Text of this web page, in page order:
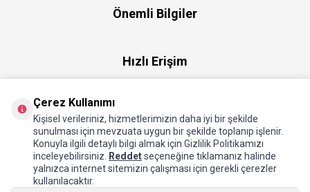
Önemli Bilgiler
Hızlı Erişim
Hakkımızda
Çerez Kullanımı
Kişisel verileriniz, hizmetlerimizin daha iyi bir şekilde
sunulması için mevzuata uygun bir şekilde toplanıp işlenir.
Konuyla ilgili detaylı bilgi almak için Gizlilik Politikamızı
inceleyebilirsiniz.
Reddetseçeneğine tıklamanız halinde
yalnızca internet sitemizin çalışması için gerekli çerezler
kullanılacaktır.